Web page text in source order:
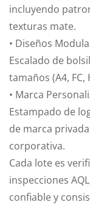
incluyendo
texturas mate.
• Diseños
Escalado de
tamaños (A4, FC,
• Marca
Estampado de
de marca
corporativa.
Cada lote es
inspecciones
confiable y